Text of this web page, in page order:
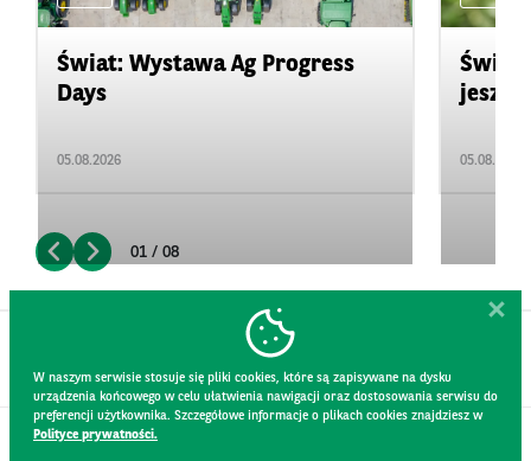
Świat: Wystawa Ag Progress
Days
05.08.2026
Świat:
05.08.2026
01 / 08
W naszym serwisie stosuje się pliki cookies, które są zapisywane na dysku
urządzenia końcowego w celu ułatwienia nawigacji oraz dostosowania serwisu do
preferencji użytkownika. Szczegółowe informacje o plikach cookies znajdziesz w
Polityce prywatności.
KONTAKT